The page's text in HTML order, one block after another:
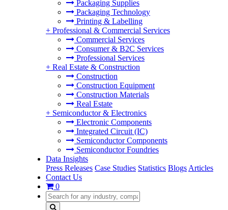
Packaging Supplies
Packaging Technology
Printing & Labelling
+ Professional & Commercial Services
Commercial Services
Consumer & B2C Services
Professional Services
+ Real Estate & Construction
Construction
Construction Equipment
Construction Materials
Real Estate
+ Semiconductor & Electronics
Electronic Components
Integrated Circuit (IC)
Semiconductor Components
Semiconductor Foundries
Data Insights
Press Releases Case Studies Statistics Blogs Articles
Contact Us
0